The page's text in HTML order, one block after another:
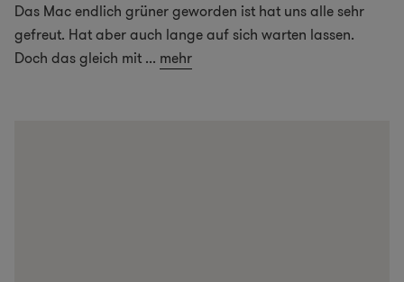
Das Mac endlich grüner geworden ist hat uns alle sehr
gefreut. Hat aber auch lange auf sich warten lassen.
Doch das gleich mit ... mehr